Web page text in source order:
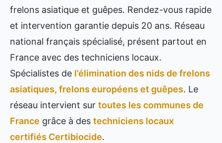
frelons asiatique et guêpes. Rendez-vous rapide
et intervention garantie depuis 20 ans. Réseau
national français spécialisé, présent partout en
France avec des techniciens locaux.
Spécialistes de l’élimination des nids de frelons
asiatiques, frelons européens et guêpes. Le
réseau intervient sur toutes les communes de
France grâce à des techniciens locaux
certifiés Certibiocide.